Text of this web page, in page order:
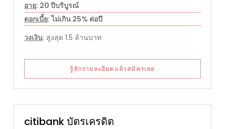
อายุ: 20 ปีบริบูรณ์
ดอกเบี้ย: ไม่เกิน 25% ต่อปี
วงเงิน: สูงสุด 1.5 ล้านบาท
รู้จักรายละอียดแล้วสมัครเลย
citibank บัตรเครดิต